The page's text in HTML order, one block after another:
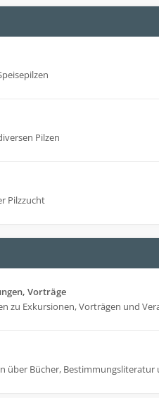
Pilzen
Pilzzucht
Vorträge
zu Exkursionen, Vorträgen und
über Bücher,